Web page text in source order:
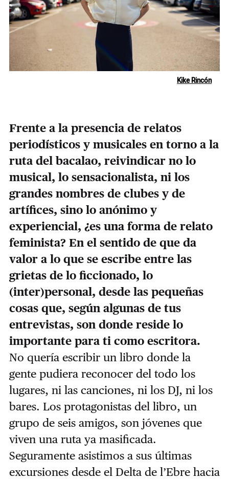
Kike Rincón
Frente a la presencia de relatos
periodísticos y musicales en torno a la
ruta del bacalao, reivindicar no lo
musical, lo sensacionalista, ni los
grandes nombres de clubes y de
artífices, sino lo anónimo y
experiencial, ¿es una forma de relato
feminista? En el sentido de que da
valor a lo que se escribe entre las
grietas de lo ficcionado, lo
(inter)personal, desde las pequeñas
cosas que, según algunas de tus
entrevistas, son donde reside lo
importante para ti como escritora.
No quería escribir un libro donde la
gente pudiera reconocer del todo los
lugares, ni las canciones, ni los DJ, ni los
bares. Los protagonistas del libro, un
grupo de seis amigos, son jóvenes que
viven una ruta ya masificada.
Seguramente asistimos a sus últimas
excursiones desde el Delta de l’Ebre hacia